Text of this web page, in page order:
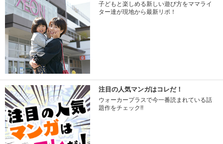
子どもと楽しめる新しい遊び方をママライ
ター達が現地から最新リポ！
注目の人気マンガはコレだ！
ウォーカープラスで今一番読まれている話
題作をチェック!!